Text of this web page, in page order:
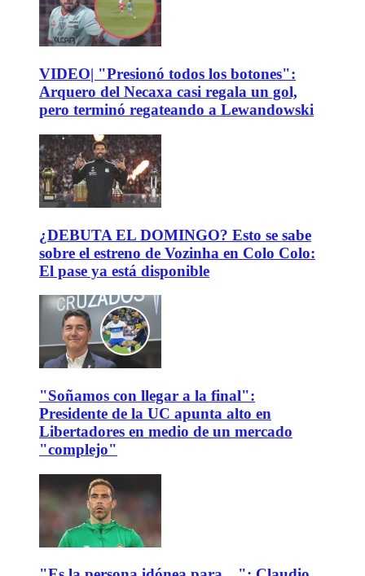
VIDEO| "Presionó todos los botones":
Arquero del Necaxa casi regala un gol,
pero terminó regateando a Lewandowski
¿DEBUTA EL DOMINGO? Esto se sabe
sobre el estreno de Vozinha en Colo Colo:
El pase ya está disponible
"Soñamos con llegar a la final":
Presidente de la UC apunta alto en
Libertadores en medio de un mercado
"complejo"